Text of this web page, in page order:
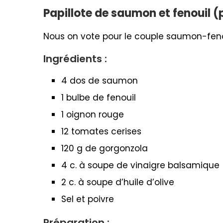
Papillote de saumon et fenouil
Nous on vote pour le couple saumon-
Ingrédients :
4 dos de saumon
1 bulbe de fenouil
1 oignon rouge
12 tomates cerises
120 g de gorgonzola
4 c. à soupe de vinaigre balsamique
2 c. à soupe d’huile d’olive
Sel et poivre